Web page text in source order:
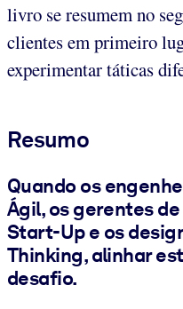
livro se resumem no
clientes em primeiro
experimentar táticas
Resumo
Quando os
Ágil, os gerentes
Start-Up e os
Thinking, alinhar
desafio.